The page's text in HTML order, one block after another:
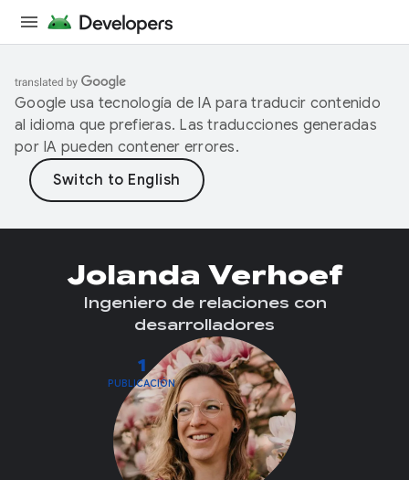
Google usa tecnología de IA para traducir contenido
al idioma que prefieras. Las traducciones generadas
por IA pueden contener errores.
1
PUBLICACIÓN
Jolanda Verhoef
Ingeniero de relaciones con
desarrolladores